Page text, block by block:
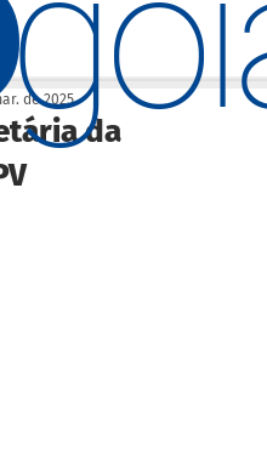
da
de 2025